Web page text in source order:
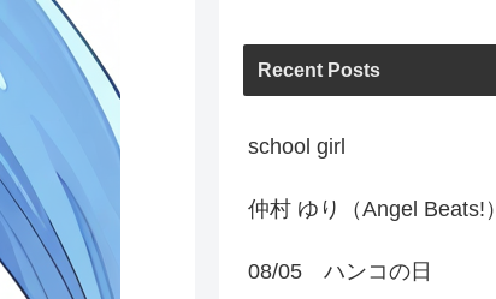
Recent Posts
school girl
仲村 ゆり（Angel Beats!）
08/05 ハンコの日